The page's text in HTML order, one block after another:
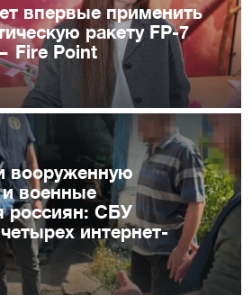
впервые применить
ракету FP-7
Fire Point
вооруженную
военные
россиян: СБУ
интернет-